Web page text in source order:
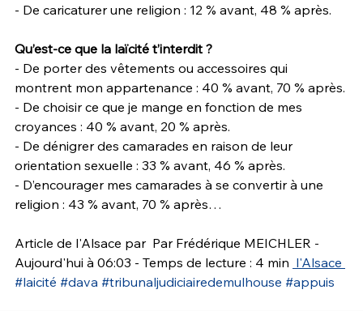
- De caricaturer une religion : 12 % avant, 48 % après.
Qu’est-ce que la laïcité t’interdit ?
- De porter des vêtements ou accessoires qui
montrent mon appartenance : 40 % avant, 70 % après.
- De choisir ce que je mange en fonction de mes
croyances : 40 % avant, 20 % après.
- De dénigrer des camarades en raison de leur
orientation sexuelle : 33 % avant, 46 % après.
- D’encourager mes camarades à se convertir à une
religion : 43 % avant, 70 % après…
Article de l'Alsace par  Par Frédérique MEICHLER -
Aujourd'hui à 06:03 - Temps de lecture : 4 min l'Alsace
#laicité #dava #tribunaljudiciairedemulhouse #appuis